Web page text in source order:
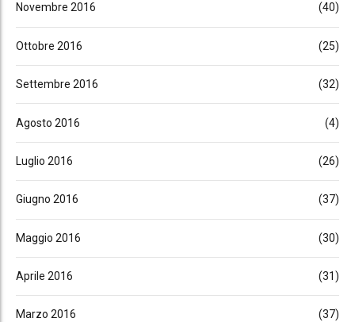
Novembre 2016 (40)
Ottobre 2016 (25)
Settembre 2016 (32)
Agosto 2016 (4)
Luglio 2016 (26)
Giugno 2016 (37)
Maggio 2016 (30)
Aprile 2016 (31)
Marzo 2016 (37)